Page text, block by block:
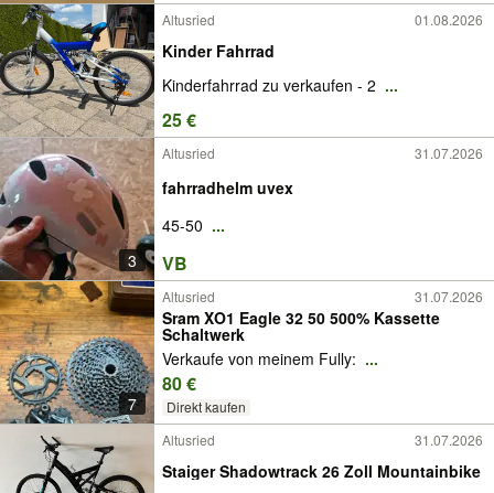
Altusried 01.08.2026
Kinder Fahrrad
Kinderfahrrad zu verkaufen - 2 ...
25 €
3
Altusried 31.07.2026
fahrradhelm uvex
45-50 ...
VB
7
Altusried 31.07.2026
Sram XO1 Eagle 32 50 500% Kassette
Schaltwerk
Verkaufe von meinem Fully: ...
80 €
Direkt kaufen
Altusried 31.07.2026
Staiger Shadowtrack 26 Zoll Mountainbike